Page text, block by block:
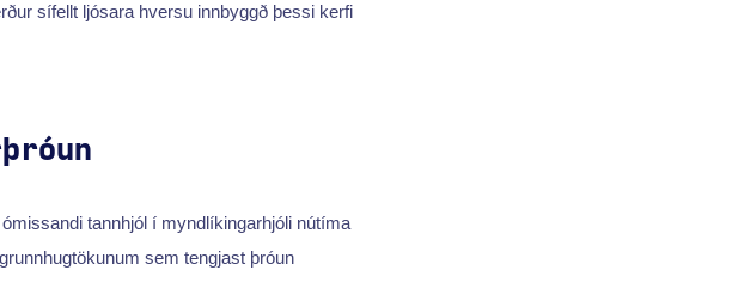
sífellt ljósara hversu innbyggð þessi kerfi
tannhjól í myndlíkingarhjóli nútíma
sem tengjast þróun